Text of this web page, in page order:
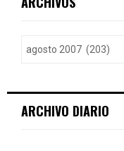
h
ARCHIVO DIARIO